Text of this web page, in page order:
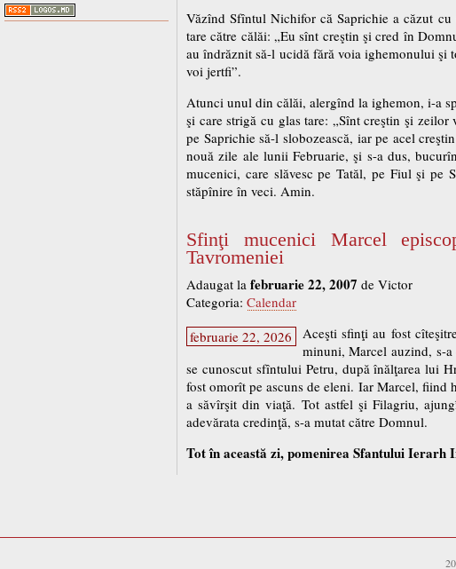
Văzînd Sfîntul Nichifor că Saprichie a căzut
tare către călăi: „Eu sînt creştin şi cred în
au îndrăznit să-l ucidă fără voia ighemonului şi
voi jertfi”.
Atunci unul din călăi, alergînd la ighemon, i-a
şi care strigă cu glas tare: „Sînt creştin şi
pe Saprichie să-l slobozească, iar pe acel
nouă zile ale lunii Februarie, şi s-a dus,
mucenici, care slăvesc pe Tatăl, pe Fiul şi
stăpînire în veci. Amin.
Sfinţi mucenici Marcel
Tavromeniei
Adaugat la februarie 22, 2007 de Victor
Categoria: Calendar
februarie 22, 2026
Aceşti sfinţi au fost
minuni, Marcel auzind, s-
se cunoscut sfîntului Petru, după înălţarea lui
fost omorît pe ascuns de eleni. Iar Marcel,
a săvîrşit din viaţă. Tot astfel şi Filagriu,
adevărata credinţă, s-a mutat către Domnul.
Tot în această zi, pomenirea Sfantului Ierarh